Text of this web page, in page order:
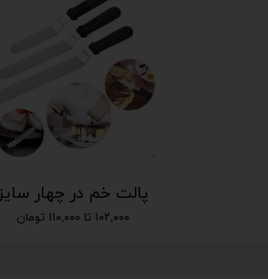
پالت خم در چهار سایز
۱۰۲,۰۰۰ تا ۱۱۰,۰۰۰ تومان